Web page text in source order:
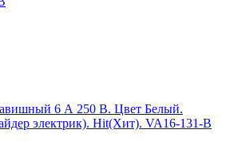
6 А 250 В. Цвет Белый.
электрик). Hit(Хит). VA16-131-B